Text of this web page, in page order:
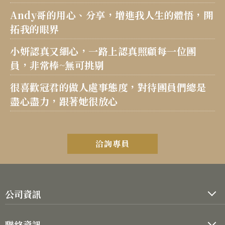
Andy哥的用心、分享，增進我人生的體悟，開
拓我的眼界
小妍認真又細心，一路上認真照顧每一位團
員，非常棒~無可挑剔
很喜歡冠君的做人處事態度，對待團員們總是
盡心盡力，跟著她很放心
洽詢專員
公司資訊